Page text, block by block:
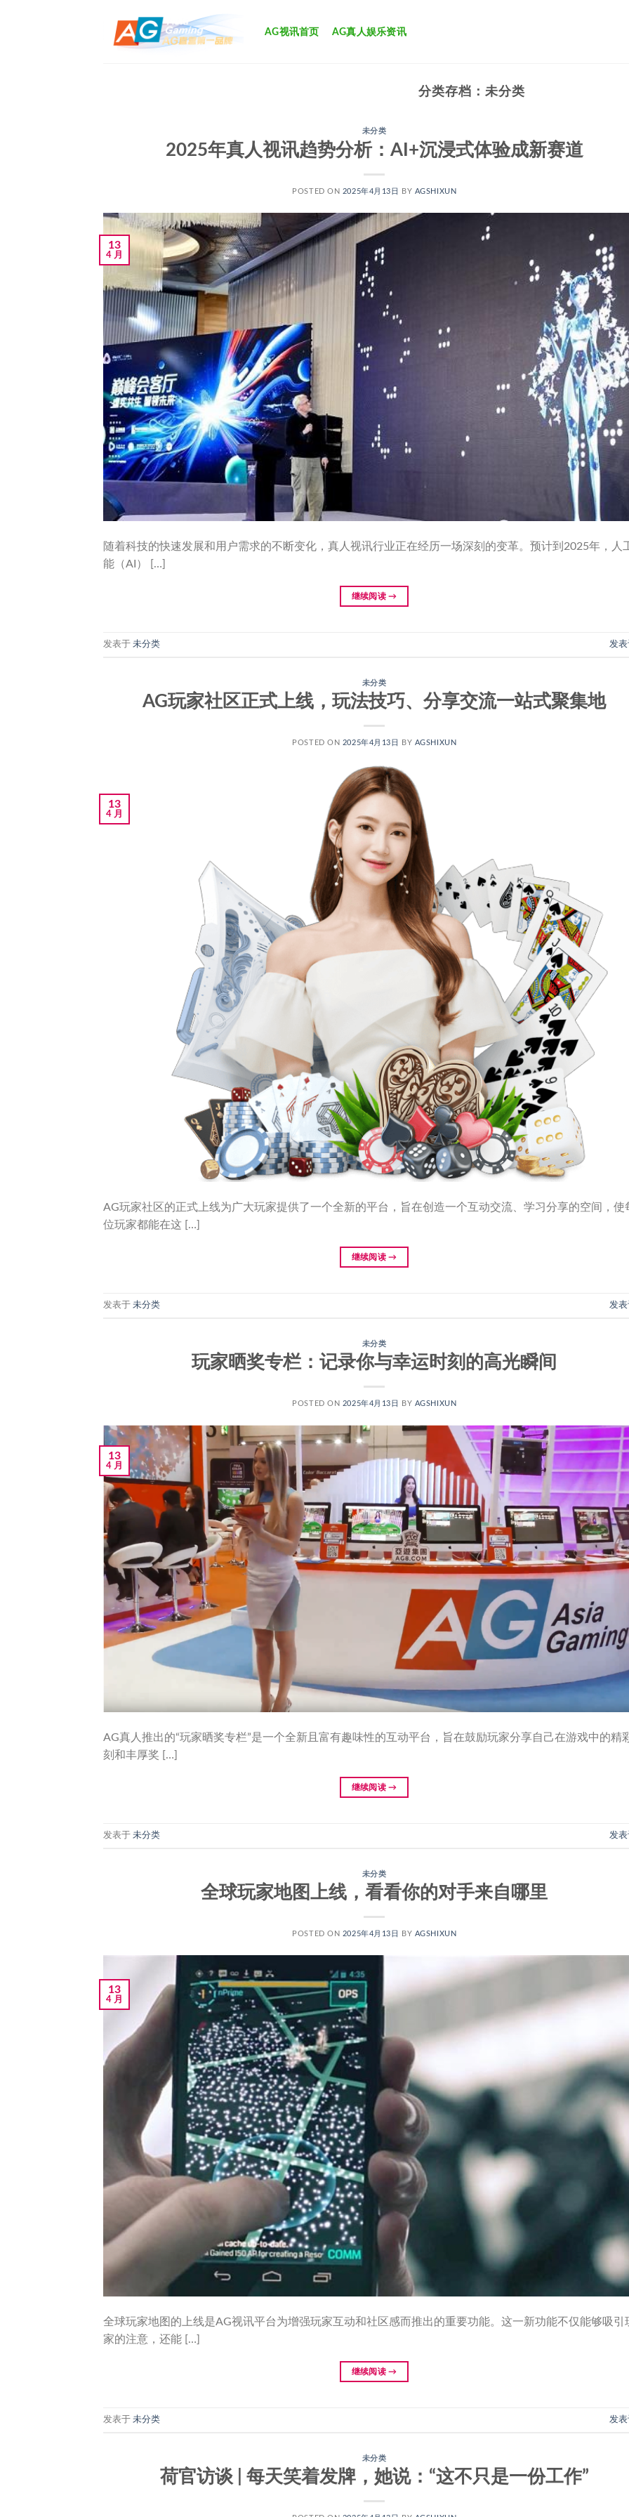
AG视讯首页 AG真人娱乐资讯
分类存档： 未分类
未分类
2025年真人视讯趋势分析：AI+沉浸式体验成新赛道
POSTED ON 2025年4月13日 BY AGSHIXUN
13
4 月
随着科技的快速发展和用户需求的不断变化，真人视讯行业正在经历一场深刻的变革。预计到2025年，人
能（AI） […]
继续阅读→
发表于 未分类 发
未分类
AG玩家社区正式上线，玩法技巧、分享交流一站式聚集地
POSTED ON 2025年4月13日 BY AGSHIXUN
13
4 月
AG玩家社区的正式上线为广大玩家提供了一个全新的平台，旨在创造一个互动交流、学习分享的空间，使
位玩家都能在这 […]
继续阅读→
发表于 未分类 发
未分类
玩家晒奖专栏：记录你与幸运时刻的高光瞬间
POSTED ON 2025年4月13日 BY AGSHIXUN
13
4 月
AG真人推出的“玩家晒奖专栏”是一个全新且富有趣味性的互动平台，旨在鼓励玩家分享自己在游戏中的精
刻和丰厚奖 […]
继续阅读→
发表于 未分类 发
未分类
全球玩家地图上线，看看你的对手来自哪里
POSTED ON 2025年4月13日 BY AGSHIXUN
13
4 月
全球玩家地图的上线是AG视讯平台为增强玩家互动和社区感而推出的重要功能。这一新功能不仅能够吸引
家的注意，还能 […]
继续阅读→
发表于 未分类 发
未分类
荷官访谈 | 每天笑着发牌，她说：“这不只是一份工作”